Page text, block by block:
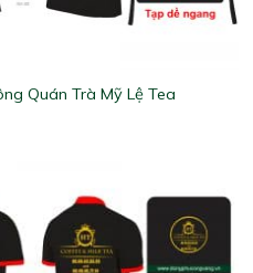
Quán Trà Mỹ Lệ Tea